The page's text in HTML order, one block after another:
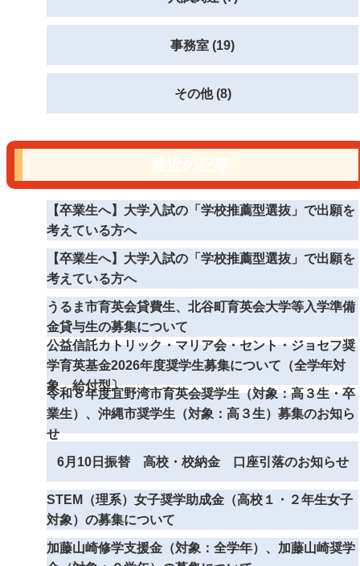
事務室 (19)
その他 (8)
【卒業生へ】大学入試の「学校推薦型選抜」で出願を
考えている方へ
【卒業生へ】大学入試の「学校推薦型選抜」で出願を
考えている方へ
うるま市育英会貸費生、北谷町育英会大学等入学準備
金貸与生の募集について
公益信託カトリック・マリア会・セント・ジョセフ奨
学育英基金2026年度奨学生募集について（全学年対
象 給付型〕
令和８年度宜野湾市育英会奨学生（対象：高３生・卒
業生）、沖縄市奨学生（対象：高３生）募集のお知ら
せ
6月10日振替 高校・校納金 口座引落のお知らせ
STEM（理系）女子奨学助成金（高校１・２年生女子
対象）の募集について
加藤山崎修学支援金（対象：全学年）、加藤山崎奨学